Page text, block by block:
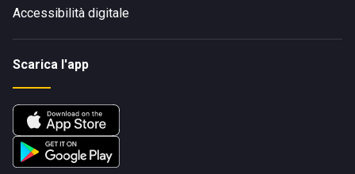
Accessibilità digitale
Scarica l'app